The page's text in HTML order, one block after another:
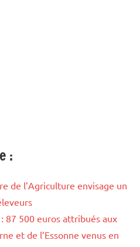
:
de l’Agriculture envisage un
87 500 euros attribués aux
et de l’Essonne venus en